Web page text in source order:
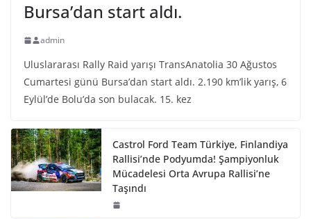
Bursa’dan start aldı.
admin
Uluslararası Rally Raid yarışı TransAnatolia 30 Ağustos
Cumartesi günü Bursa’dan start aldı. 2.190 km’lik yarış, 6
Eylül’de Bolu’da son bulacak. 15. kez
Castrol Ford Team Türkiye, Finlandiya
Rallisi’nde Podyumda! Şampiyonluk
Mücadelesi Orta Avrupa Rallisi’ne
Taşındı